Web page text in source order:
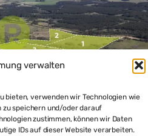
verwalten
bieten, verwenden wir Technologien wie
speichern und/oder darauf
zustimmen, können wir Daten
IDs auf dieser Website verarbeiten.